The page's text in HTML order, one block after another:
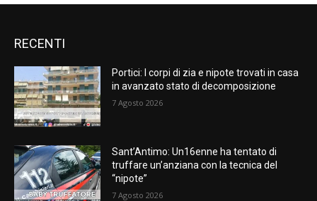
RECENTI
Portici: I corpi di zia e nipote trovati in casa
in avanzato stato di decomposizione
7 Agosto 2026
Sant’Antimo: Un16enne ha tentato di
truffare un’anziana con la tecnica del
“nipote”
7 Agosto 2026